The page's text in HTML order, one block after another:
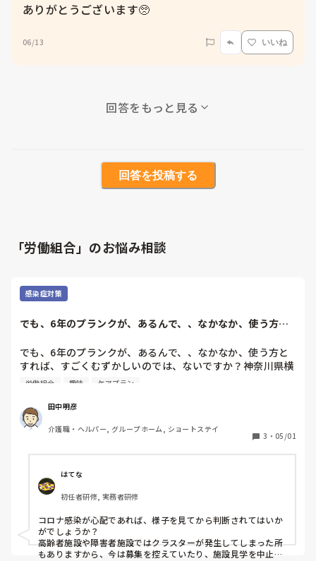
ありがとうございます🥺
06/13 いいね
回答をもっと見る
回答を投稿する
「労働組合」のお悩み相談
感染症対策
でも、6年のプランクが、あるんで、、なかなか、使う方と
でも、6年のプランクが、あるんで、、なかなか、使う方と
すれば、すごくむずかしいのでは、ないですか？神奈川県横
浜市は、今は、人手不足では、ないんでは、ないですか？あ
たら、家族に、うつしたら、大変なんです。おじいちゃん、
おばあちゃんが、大好きですなんで、介護の仕事をやりたい
んですが、なかなか前に進めません。本当に不安なんです。
労働組合 趣味 ケアプラン
田中明彦
介護職・ヘルパー, グループホーム, ショートステイ
3 ・ 05/01
はてな
初任者研修, 実務者研修
コロナ感染が心配であれば、様子を見てから判断されてはいか
がでしょうか？
高齢者施設や障害者施設ではクラスターが発生してしまった所
もありますから、今は募集を控えていたり、施設見学を中止し